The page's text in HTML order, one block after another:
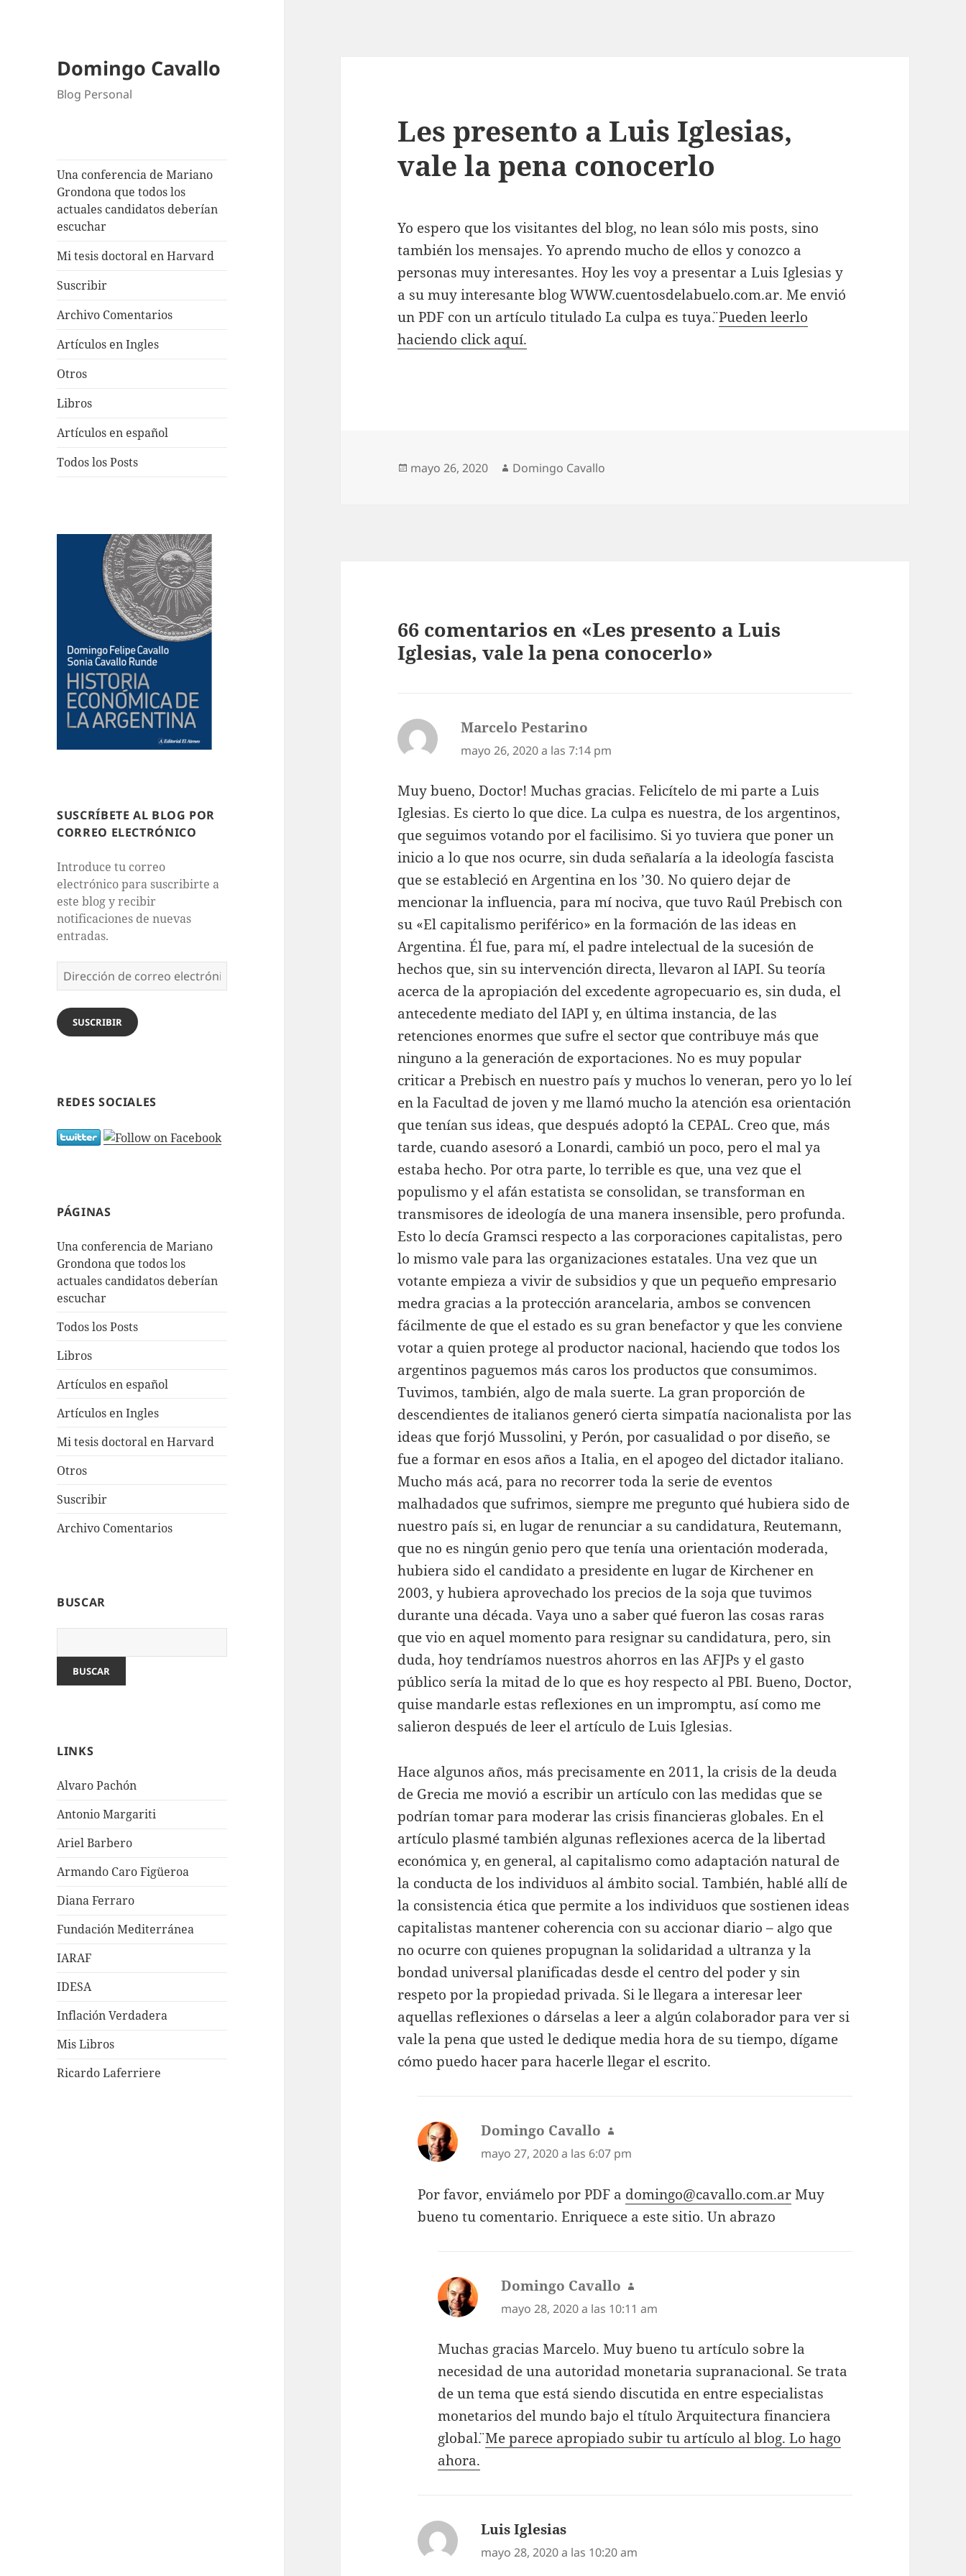
Domingo Cavallo
Blog Personal
Una conferencia de Mariano
Grondona que todos los
actuales candidatos deberían
escuchar
Mi tesis doctoral en Harvard
Suscribir
Archivo Comentarios
Artículos en Ingles
Otros
Libros
Artículos en español
Todos los Posts
SUSCRÍBETE AL BLOG POR
CORREO ELECTRÓNICO
Introduce tu correo
electrónico para suscribirte a
este blog y recibir
notificaciones de nuevas
entradas.
Dirección
de
correo
electrónico
SUSCRIBIR
REDES SOCIALES
PÁGINAS
Una conferencia de Mariano
Grondona que todos los
actuales candidatos deberían
escuchar
Todos los Posts
Libros
Artículos en español
Artículos en Ingles
Mi tesis doctoral en Harvard
Otros
Suscribir
Archivo Comentarios
BUSCAR
LINKS
Alvaro Pachón
Antonio Margariti
Ariel Barbero
Armando Caro Figüeroa
Diana Ferraro
Fundación Mediterránea
IARAF
IDESA
Inflación Verdadera
Mis Libros
Ricardo Laferriere
Les presento a Luis Iglesias,
vale la pena conocerlo
Yo espero que los visitantes del blog, no lean sólo mis posts, sino
también los mensajes. Yo aprendo mucho de ellos y conozco a
personas muy interesantes. Hoy les voy a presentar a Luis Iglesias y
a su muy interesante blog WWW.cuentosdelabuelo.com.ar. Me envió
un PDF con un artículo titulado ¨La culpa es tuya¨.Pueden leerlo
haciendo click aquí.
Publicado
mayo 26, 2020 Autor
Domingo Cavallo
66 comentarios en «Les presento a Luis
Iglesias, vale la pena conocerlo»
Marcelo Pestarino
mayo 26, 2020 a las 7:14 pm
Muy bueno, Doctor! Muchas gracias. Felicítelo de mi parte a Luis
Iglesias. Es cierto lo que dice. La culpa es nuestra, de los argentinos,
que seguimos votando por el facilisimo. Si yo tuviera que poner un
inicio a lo que nos ocurre, sin duda señalaría a la ideología fascista
que se estableció en Argentina en los ’30. No quiero dejar de
mencionar la influencia, para mí nociva, que tuvo Raúl Prebisch con
su «El capitalismo periférico» en la formación de las ideas en
Argentina. Él fue, para mí, el padre intelectual de la sucesión de
hechos que, sin su intervención directa, llevaron al IAPI. Su teoría
acerca de la apropiación del excedente agropecuario es, sin duda, el
antecedente mediato del IAPI y, en última instancia, de las
retenciones enormes que sufre el sector que contribuye más que
ninguno a la generación de exportaciones. No es muy popular
criticar a Prebisch en nuestro país y muchos lo veneran, pero yo lo leí
en la Facultad de joven y me llamó mucho la atención esa orientación
que tenían sus ideas, que después adoptó la CEPAL. Creo que, más
tarde, cuando asesoró a Lonardi, cambió un poco, pero el mal ya
estaba hecho. Por otra parte, lo terrible es que, una vez que el
populismo y el afán estatista se consolidan, se transforman en
transmisores de ideología de una manera insensible, pero profunda.
Esto lo decía Gramsci respecto a las corporaciones capitalistas, pero
lo mismo vale para las organizaciones estatales. Una vez que un
votante empieza a vivir de subsidios y que un pequeño empresario
medra gracias a la protección arancelaria, ambos se convencen
fácilmente de que el estado es su gran benefactor y que les conviene
votar a quien protege al productor nacional, haciendo que todos los
argentinos paguemos más caros los productos que consumimos.
Tuvimos, también, algo de mala suerte. La gran proporción de
descendientes de italianos generó cierta simpatía nacionalista por las
ideas que forjó Mussolini, y Perón, por casualidad o por diseño, se
fue a formar en esos años a Italia, en el apogeo del dictador italiano.
Mucho más acá, para no recorrer toda la serie de eventos
malhadados que sufrimos, siempre me pregunto qué hubiera sido de
nuestro país si, en lugar de renunciar a su candidatura, Reutemann,
que no es ningún genio pero que tenía una orientación moderada,
hubiera sido el candidato a presidente en lugar de Kirchener en
2003, y hubiera aprovechado los precios de la soja que tuvimos
durante una década. Vaya uno a saber qué fueron las cosas raras
que vio en aquel momento para resignar su candidatura, pero, sin
duda, hoy tendríamos nuestros ahorros en las AFJPs y el gasto
público sería la mitad de lo que es hoy respecto al PBI. Bueno, Doctor,
quise mandarle estas reflexiones en un impromptu, así como me
salieron después de leer el artículo de Luis Iglesias.
Hace algunos años, más precisamente en 2011, la crisis de la deuda
de Grecia me movió a escribir un artículo con las medidas que se
podrían tomar para moderar las crisis financieras globales. En el
artículo plasmé también algunas reflexiones acerca de la libertad
económica y, en general, al capitalismo como adaptación natural de
la conducta de los individuos al ámbito social. También, hablé allí de
la consistencia ética que permite a los individuos que sostienen ideas
capitalistas mantener coherencia con su accionar diario – algo que
no ocurre con quienes propugnan la solidaridad a ultranza y la
bondad universal planificadas desde el centro del poder y sin
respeto por la propiedad privada. Si le llegara a interesar leer
aquellas reflexiones o dárselas a leer a algún colaborador para ver si
vale la pena que usted le dedique media hora de su tiempo, dígame
cómo puedo hacer para hacerle llegar el escrito.
Domingo Cavallo dice:
mayo 27, 2020 a las 6:07 pm
Por favor, enviámelo por PDF a domingo@cavallo.com.arMuy
bueno tu comentario. Enriquece a este sitio. Un abrazo
Domingo Cavallo dice:
mayo 28, 2020 a las 10:11 am
Muchas gracias Marcelo. Muy bueno tu artículo sobre la
necesidad de una autoridad monetaria supranacional. Se trata
de un tema que está siendo discutida en entre especialistas
monetarios del mundo bajo el título ¨Arquitectura financiera
global¨.Me parece apropiado subir tu artículo al blog. Lo hago
ahora.
Luis Iglesias
mayo 28, 2020 a las 10:20 am